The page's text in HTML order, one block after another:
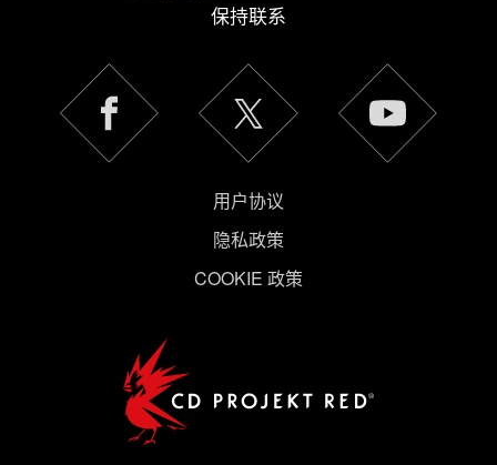
保持联系
用户协议
隐私政策
COOKIE 政策